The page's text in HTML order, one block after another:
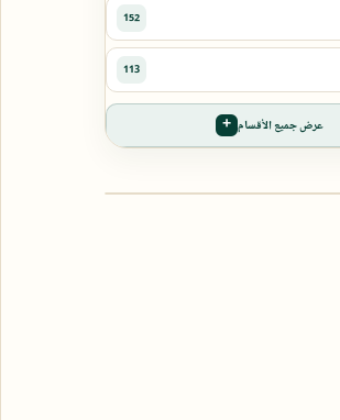
عرض جميع الأقسام